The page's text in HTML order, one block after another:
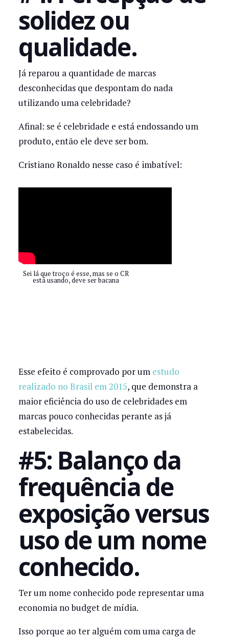
solidez ou
qualidade.
Já reparou a quantidade de marcas
desconhecidas que despontam do nada
utilizando uma celebridade?
Afinal: se é celebridade e está endossando um
produto, então ele deve ser bom.
Cristiano Ronaldo nesse caso é imbatível:
Sei lá que troço é esse, mas se o CR
está usando, deve ser bacana
Esse efeito é comprovado por um estudo
realizado no Brasil em 2015, que demonstra a
maior eficiência do uso de celebridades em
marcas pouco conhecidas perante as já
estabelecidas.
#5: Balanço da
frequência de
exposição versus
uso de um nome
conhecido.
Ter um nome conhecido pode representar uma
economia no budget de mídia.
Isso porque ao ter alguém com uma carga de